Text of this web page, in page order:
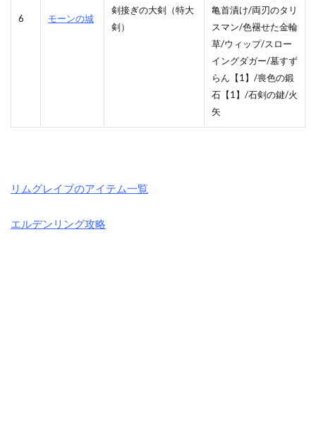
6 モーンの城
剣接ぎの大剣（特大
剣）
亀首漬け/両刃のタリ
スマン/色褪せた金輪
草/ウィップ/スロー
イングダガー/墓すず
らん【1】/喪色の鍛
石【1】/石剣の鍵/火
矢
リムグレイブのアイテム一覧
エルデンリング攻略